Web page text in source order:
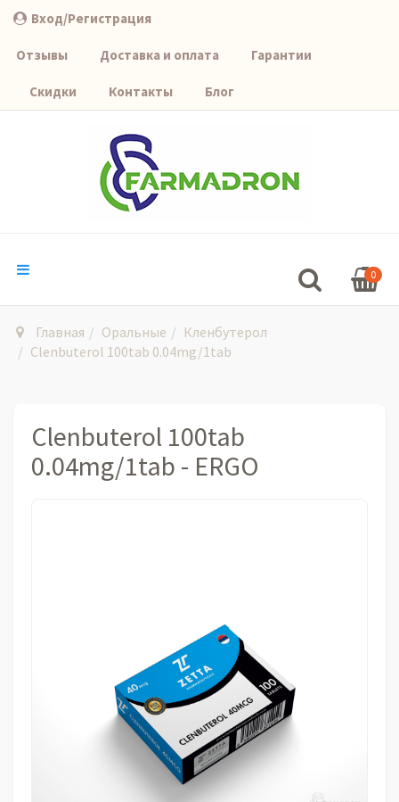
Вход/Регистрация
Отзывы Доставка и оплата Гарантии
Скидки Контакты Блог
0
Главная Оральные
Кленбутерол
Clenbuterol 100tab 0.04mg/1tab
Clenbuterol 100tab
0.04mg/1tab - ERGO